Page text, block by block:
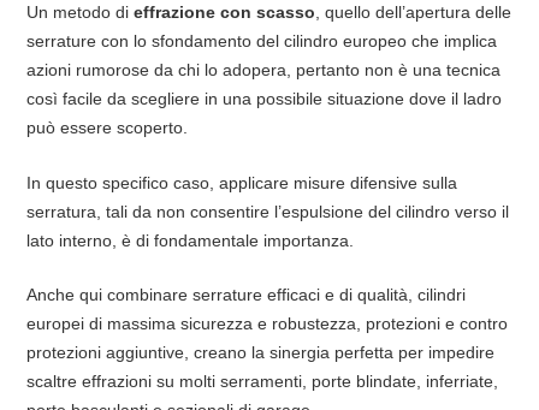
Un metodo di effrazione con scasso , quello dell’apertura delle
serrature con lo sfondamento del cilindro europeo che implica
azioni rumorose da chi lo adopera, pertanto non è una tecnica
così facile da scegliere in una possibile situazione dove il ladro
può essere scoperto.
In questo specifico caso, applicare misure difensive sulla
serratura, tali da non consentire l’espulsione del cilindro verso il
lato interno, è di fondamentale importanza.
Anche qui combinare serrature efficaci e di qualità, cilindri
europei di massima sicurezza e robustezza, protezioni e contro
protezioni aggiuntive, creano la sinergia perfetta per impedire
scaltre effrazioni su molti serramenti, porte blindate, inferriate,